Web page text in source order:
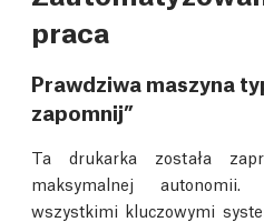
praca
Prawdziwa maszyna
zapomnij”
Ta drukarka została
maksymalnej autonomii.
wszystkimi kluczowymi